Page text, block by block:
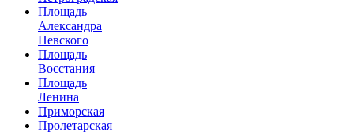
Площадь
Александра
Невского
Площадь
Восстания
Площадь
Ленина
Приморская
Пролетарская